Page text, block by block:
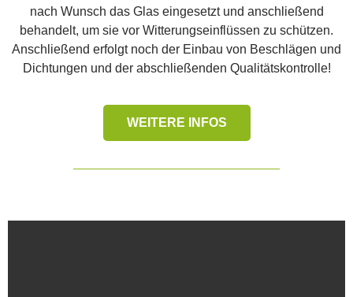
nach Wunsch das Glas eingesetzt und anschließend
behandelt, um sie vor Witterungseinflüssen zu schützen.
Anschließend erfolgt noch der Einbau von Beschlägen und
Dichtungen und der abschließenden Qualitätskontrolle!
WEITERE INFOS